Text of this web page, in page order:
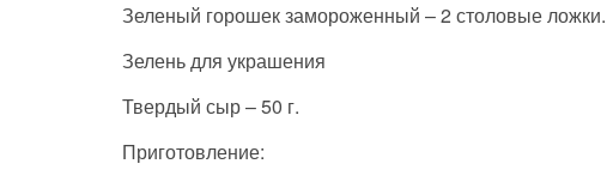
Зеленый горошек замороженный – 2 столовые ложки.
Зелень для украшения
Твердый сыр – 50 г.
Приготовление: